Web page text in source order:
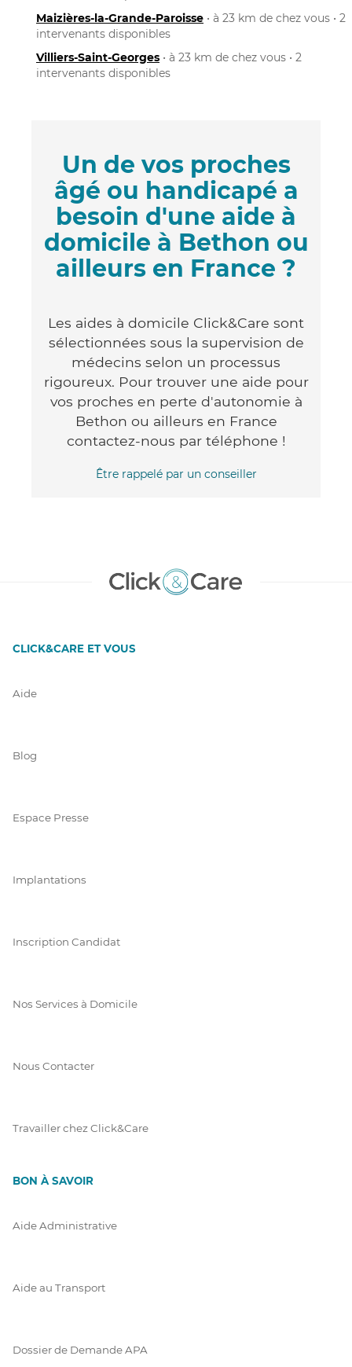
Maizières-la-Grande-Paroisse • à 23 km de chez vous • 2
intervenants disponibles
Villiers-Saint-Georges • à 23 km de chez vous • 2
intervenants disponibles
Un de vos proches
âgé ou handicapé a
besoin d'une aide à
domicile à Bethon ou
ailleurs en France ?
Les aides à domicile Click&Care sont
sélectionnées sous la supervision de
médecins selon un processus
rigoureux. Pour trouver une aide pour
vos proches en perte d'autonomie à
Bethon ou ailleurs en France
contactez-nous par téléphone !
Être rappelé par un conseiller
CLICK&CARE ET VOUS
Aide
Blog
Espace Presse
Implantations
Inscription Candidat
Nos Services à Domicile
Nous Contacter
Travailler chez Click&Care
BON À SAVOIR
Aide Administrative
Aide au Transport
Dossier de Demande APA